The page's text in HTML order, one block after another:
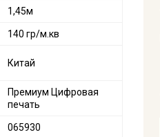
1,45м
140 гр/м.кв
Китай
Премиум Цифровая
печать
065930